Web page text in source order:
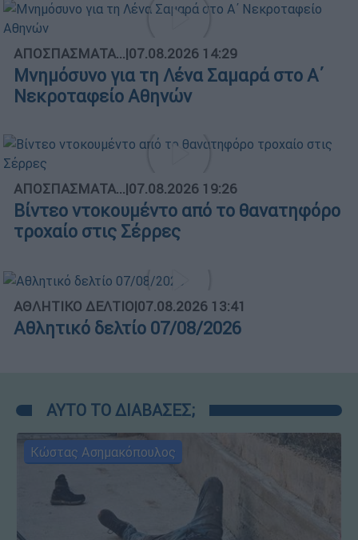
ΑΠΟΣΠΑΣΜΑΤΑ...|07.08.2026 14:29
Μνημόσυνο για τη Λένα Σαμαρά στο Α΄
Νεκροταφείο Αθηνών
ΑΠΟΣΠΑΣΜΑΤΑ...|07.08.2026 19:26
Βίντεο ντοκουμέντο από το θανατηφόρο
τροχαίο στις Σέρρες
ΑΘΛΗΤΙΚΟ ΔΕΛΤΙΟ|07.08.2026 13:41
Αθλητικό δελτίο 07/08/2026
ΑΥΤΟ ΤΟ ΔΙΑΒΑΣΕΣ;
Κώστας Ασημακόπουλος